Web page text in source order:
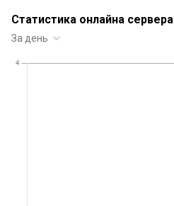
Статистика онлайна сервера
За день